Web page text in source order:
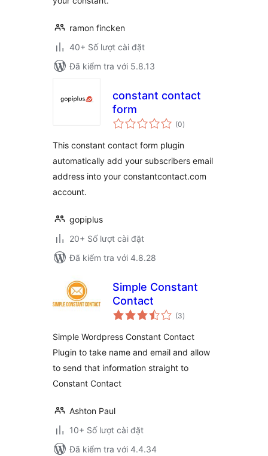
ramon fincken
40+ Số lượt cài đặt
Đã kiểm tra với 5.8.13
constant contact
form
(0tổng
đánh
)
This constant contact form plugin
automatically add your subscribers email
address into your constantcontact.com
account.
gopiplus
20+ Số lượt cài đặt
Đã kiểm tra với 4.8.28
Simple Constant
Contact
(3tổng
đánh
)
Simple Wordpress Constant Contact
Plugin to take name and email and allow
to send that information straight to
Constant Contact
Ashton Paul
10+ Số lượt cài đặt
Đã kiểm tra với 4.4.34